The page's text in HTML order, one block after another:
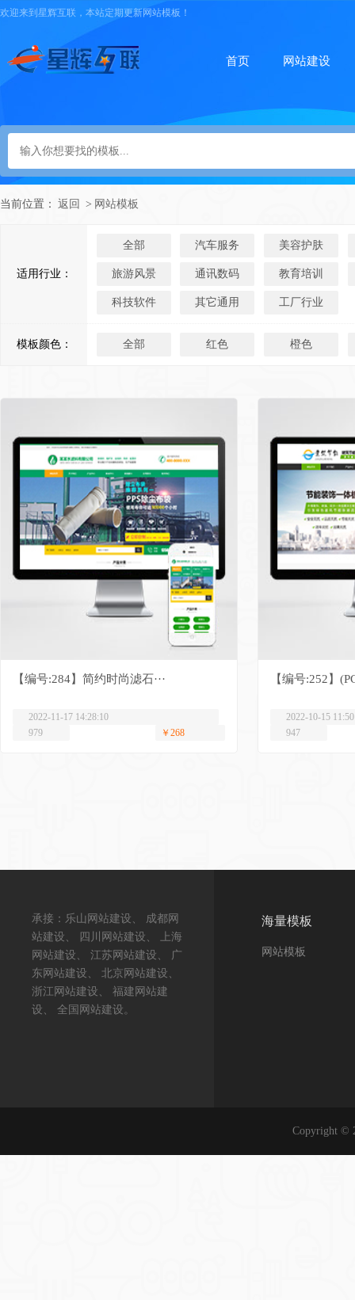
欢迎来到星辉互联，本站定期更新网站模板！
首页 网站建设
当前位置： 返回 > 网站模板
适用行业：
全部 汽车服务 美容护肤
旅游风景 通讯数码 教育培训
科技软件 其它通用 工厂行业
模板颜色： 全部 红色 橙色
【编号:284】简约时尚滤石···
2022-11-17 14:28:10
979
￥268
【编号:252】
2022-10-15
947
承接：乐山网站建设、 成都网
站建设、 四川网站建设、 上海
网站建设、 江苏网站建设、 广
东网站建设、 北京网站建设、
浙江网站建设、 福建网站建
设、 全国网站建设。
海量模板
网站模板
Copyright ©